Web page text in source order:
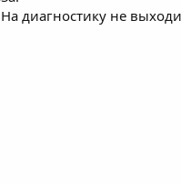
диагностику не